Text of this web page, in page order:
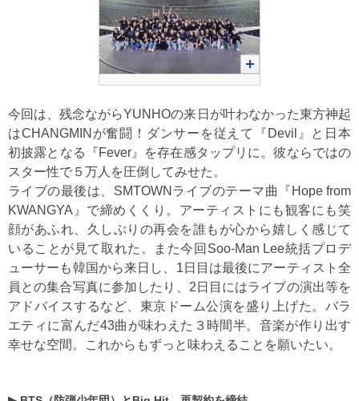
今回は、残念ながらYUNHOの来日が叶わなかった東方神起
はCHANGMINが奮闘！ダンサーを従えて『Devil』と日本
初披露となる『Fever』を存在感タップリに。彼ならではの
スター性で５万人を圧倒してみせた。
ライブの最後は、SMTOWNライブのテーマ曲『Hope from
KWANGYA』で締めくくり。アーティストにも観客にも笑
顔があふれ、久しぶりの再会を誰もが心から嬉しく感じて
いることが見て取れた。また今回Soo-Man Lee統括プロデ
ューサーも韓国から来日し、1日目は最後にアーティスト全
員との集合写真に参加したり、2日目にはライブの演出等を
アドバイスするなど、東京ドーム公演を盛り上げた。バラ
エティに富んだ43曲が味わえた３時間半。音楽が作り出す
幸せな空間。これからもずっと味わえることを願いたい。